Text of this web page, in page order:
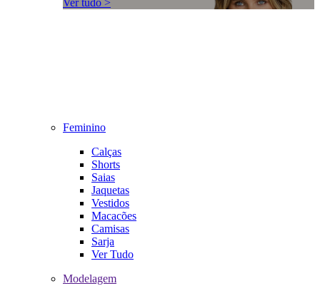
Feminino
Calças
Shorts
Saias
Jaquetas
Vestidos
Macacões
Camisas
Sarja
Ver Tudo
Modelagem